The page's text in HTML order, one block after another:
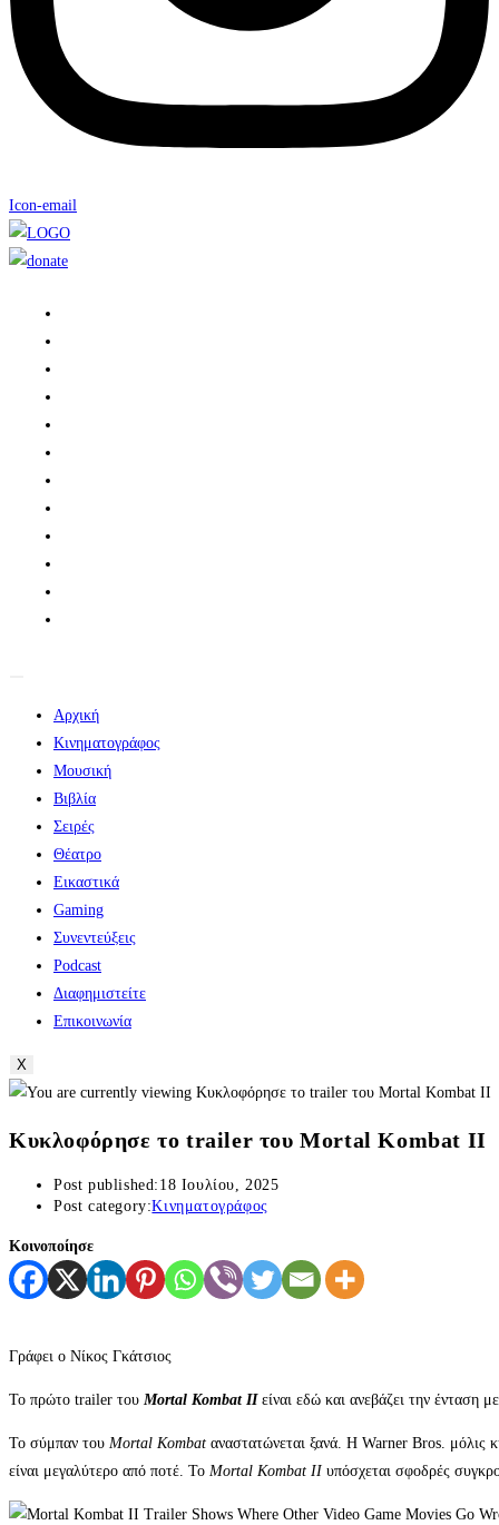
Icon-email
Αρχική
Κινηματογράφος
Μουσική
Βιβλία
Σειρές
Θέατρο
Εικαστικά
Gaming
Συνεντεύξεις
Podcast
Διαφημιστείτε
Επικοινωνία
X
Κυκλοφόρησε το trailer του Mortal Kombat II
Post published: 18 Ιουλίου, 2025
Post category:Κινηματογράφος
Κοινοποίησε
Γράφει ο Νίκος Γκάτσιος
Το πρώτο trailer του Mortal Kombat IIείναι εδώ και ανεβάζει την ένταση
Το σύμπαν του Mortal Kombat αναστατώνεται ξανά. Η Warner Bros. μόλις
είναι μεγαλύτερο από ποτέ. Το Mortal Kombat II υπόσχεται σφοδρές